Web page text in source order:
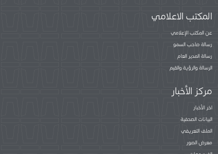
المكتب الاعلامي
عن المكتب الإعلامي
رسالة صاحب السمو
رسالة المدير العام
الرسالة والرؤية والقيم
مركز الأخبار
اخر الأخبار
البيانات الصحفية
الملف التعريفي
معرض الصور